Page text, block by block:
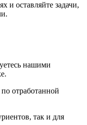
и оставляйте задачи,
нашими
по отработанной
так и для